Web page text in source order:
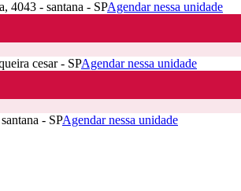
4043 - santana - SPAgendar nessa unidade
cesar - SPAgendar nessa unidade
- SPAgendar nessa unidade